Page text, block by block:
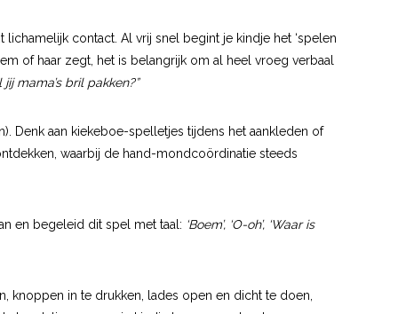
contact. Al vrij snel begint je kindje het ‘spelen
of haar zegt, het is belangrijk om al heel vroeg verbaal
jij mama’s bril pakken?”
Denk aan kiekeboe-spelletjes tijdens het aankleden of
waarbij de hand-mondcoördinatie steeds
en begeleid dit spel met taal: ‘Boem’, ‘O-oh’, ‘Waar is
knoppen in te drukken, lades open en dicht te doen,